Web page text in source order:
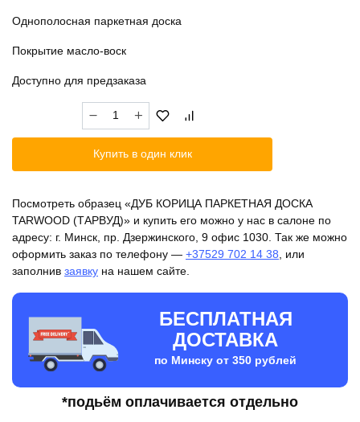
Однополосная паркетная доска
Покрытие масло-воск
Доступно для предзаказа
Количество
товара
КОРИЦА
TARWOOD
(ТАРВУД)
Купить в один клик
Посмотреть образец «ДУБ КОРИЦА ПАРКЕТНАЯ ДОСКА
TARWOOD (ТАРВУД)» и купить его можно у нас в салоне по
адресу: г. Минск, пр. Дзержинского, 9 офис 1030. Так же можно
оформить заказ по телефону — +37529 702 14 38 , или
заполнив заявку на нашем сайте.
БЕСПЛАТНАЯ
ДОСТАВКА
по Минску от 350 рублей
*подьём оплачивается отдельно